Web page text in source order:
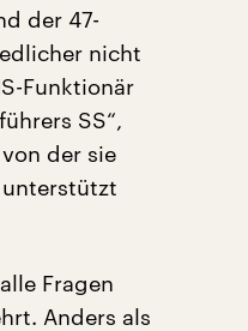
der 47-
nicht
Funktionär
SS“,
der sie
unterstützt
Fragen
Anders als